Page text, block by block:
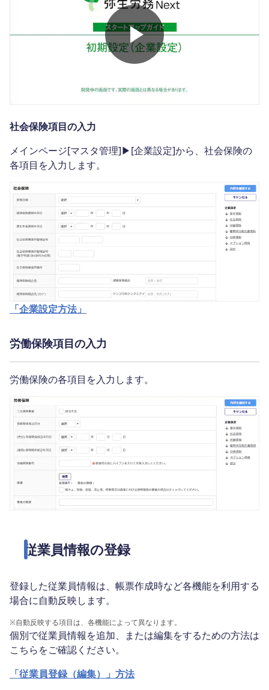
社会保険項目の入力
メインページ[マスタ管理]▶[企業設定]から、社会保険の
各項目を入力します。
「企業設定方法」
労働保険項目の入力
労働保険の各項目を入力します。
従業員情報の登録
登録した従業員情報は、帳票作成時など各機能を利用する
場合に自動反映します。
※自動反映する項目は、各機能によって異なります。
個別で従業員情報を追加、または編集をするための方法は
こちらをご確認ください。
「従業員登録（編集）」方法